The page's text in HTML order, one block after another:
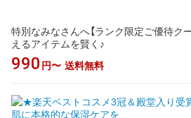
特別なみなさんへ【ランク限定ご優待ク
えるアイテムを賢く♪
990 円〜 送料無料